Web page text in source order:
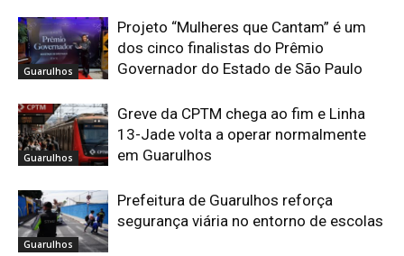
Guarulhos
Projeto “Mulheres que Cantam” é um
dos cinco finalistas do Prêmio
Governador do Estado de São Paulo
Guarulhos
Greve da CPTM chega ao fim e Linha
13-Jade volta a operar normalmente
em Guarulhos
Guarulhos
Prefeitura de Guarulhos reforça
segurança viária no entorno de escolas